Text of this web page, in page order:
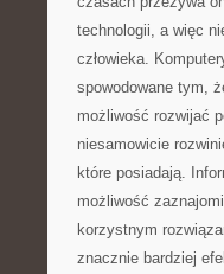
technologii, a więc
człowieka.
spowodowane tym,
możliwość rozwijać
niesamowicie
które posiadają.
możliwość
korzystnym
znacznie bardziej